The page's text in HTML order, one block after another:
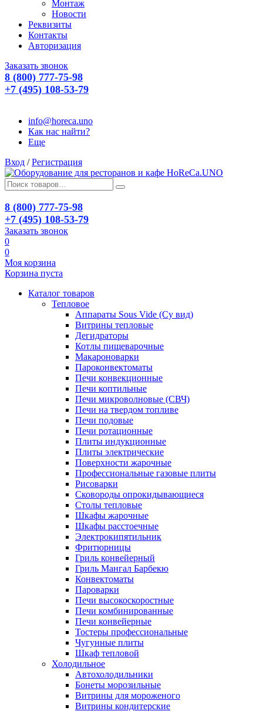
Монтаж
Новости
Реквизиты
Контакты
Авторизация
Заказать звонок
8 (800) 777-75-98
+7 (495) 108-53-79
info@horeca.uno
Как нас найти?
Еще
Вход / Регистрация
8 (800) 777-75-98
+7 (495) 108-53-79
Заказать звонок
0
0
Моя корзина
Корзина пуста
Каталог товаров
Тепловое
Аппараты Sous Vide (Су вид)
Витрины тепловые
Дегидраторы
Котлы пищеварочные
Макароноварки
Пароконвектоматы
Печи конвекционные
Печи коптильные
Печи микроволновые (СВЧ)
Печи на твердом топливе
Печи подовые
Печи ротационные
Плиты индукционные
Плиты электрические
Поверхности жарочные
Профессиональные газовые плиты
Рисоварки
Сковороды опрокидывающиеся
Столы тепловые
Шкафы жарочные
Шкафы расстоечные
Электрокипятильник
Фритюрницы
Гриль конвейерный
Гриль Мангал Барбекю
Конвектоматы
Пароварки
Печи высокоскоростные
Печи комбинированные
Печи конвейерные
Тостеры профессиональные
Чугунные плиты
Шкаф тепловой
Холодильное
Автохолодильники
Бонеты морозильные
Витрины для мороженого
Витрины кондитерские